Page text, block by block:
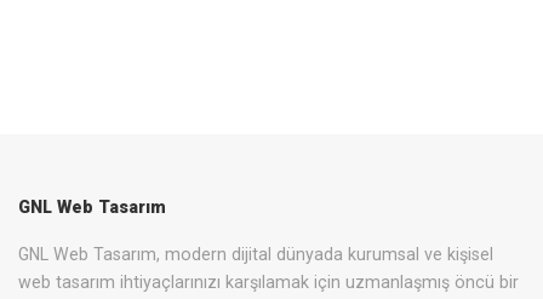
GNL Web Tasarım
GNL Web Tasarım, modern dijital dünyada kurumsal ve kişisel
web tasarım ihtiyaçlarınızı karşılamak için uzmanlaşmış öncü bir